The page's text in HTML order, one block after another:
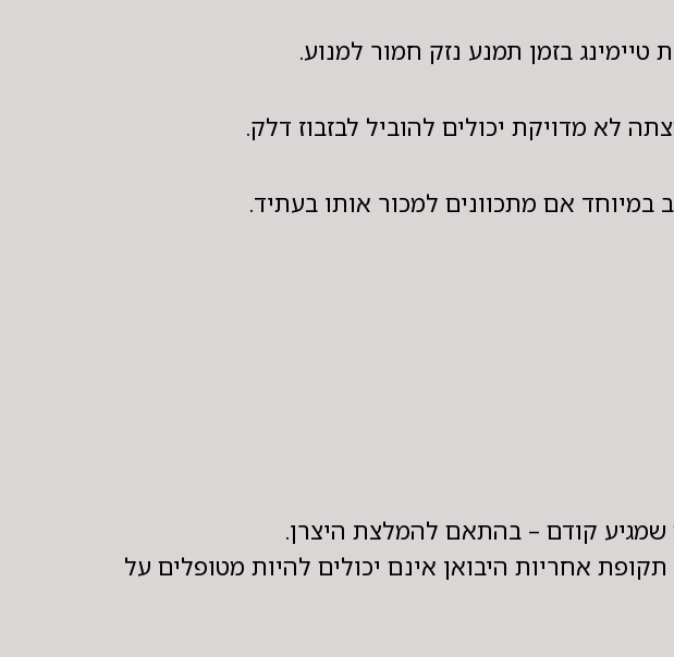
בזמן תמנע נזק חמור למנוע.
לא מדויקת יכולים להוביל לבזבוז דלק.
במיוחד אם מתכוונים למכור אותו בעתיד.
אחריות היבואן אינם יכולים להיות מטופלים על